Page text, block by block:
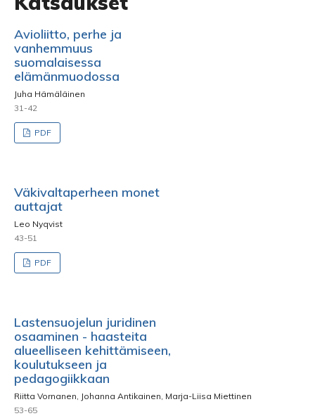
Avioliitto, perhe ja
vanhemmuus
suomalaisessa
elämänmuodossa
Juha Hämäläinen
31-42
PDF
Väkivaltaperheen monet
auttajat
Leo Nyqvist
43-51
PDF
Lastensuojelun juridinen
osaaminen - haasteita
alueelliseen kehittämiseen,
koulutukseen ja
pedagogiikkaan
Riitta Vornanen, Johanna Antikainen, Marja-Liisa Miettinen
53-65